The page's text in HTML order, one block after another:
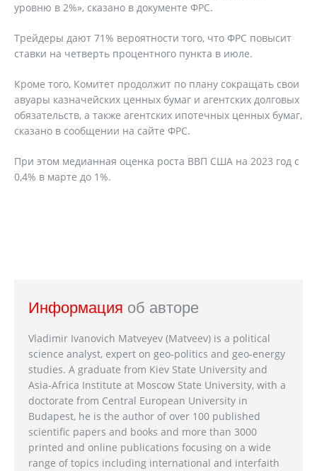
уровню в 2%», сказано в документе ФРС.
Трейдеры дают 71% вероятности того, что ФРС повысит
ставки на четверть процентного пункта в июле.
Кроме того, Комитет продолжит по плану сокращать свои
авуары казначейских ценных бумаг и агентских долговых
обязательств, а также агентских ипотечных ценных бумаг,
сказано в сообщении на сайте ФРС.
При этом медианная оценка роста ВВП США на 2023 год с
0,4% в марте до 1%.
Информация об авторе
Vladimir Ivanovich Matveyev (Matveev) is a political
science analyst, expert on geo-politics and geo-energy
studies. A graduate from Kiev State University and
Asia-Africa Institute at Moscow State University, with a
doctorate from Central European University in
Budapest, he is the author of over 100 published
scientific papers and books and more than 3000
printed and online publications focusing on a wide
range of topics including international and interfaith